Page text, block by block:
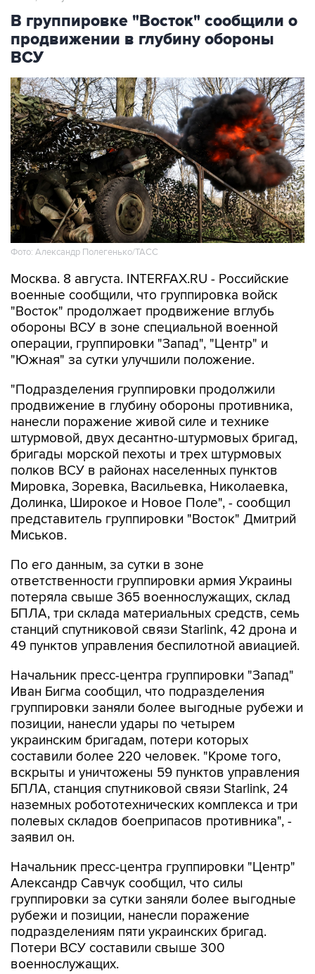
В группировке "Восток" сообщили о
продвижении в глубину обороны
ВСУ
Фото: Александр Полегенько/ТАСС
Москва. 8 августа. INTERFAX.RU - Российские
военные сообщили, что группировка войск
"Восток" продолжает продвижение вглубь
обороны ВСУ в зоне специальной военной
операции, группировки "Запад", "Центр" и
"Южная" за сутки улучшили положение.
"Подразделения группировки продолжили
продвижение в глубину обороны противника,
нанесли поражение живой силе и технике
штурмовой, двух десантно-штурмовых бригад,
бригады морской пехоты и трех штурмовых
полков ВСУ в районах населенных пунктов
Мировка, Зоревка, Васильевка, Николаевка,
Долинка, Широкое и Новое Поле", - сообщил
представитель группировки "Восток" Дмитрий
Миськов.
По его данным, за сутки в зоне
ответственности группировки армия Украины
потеряла свыше 365 военнослужащих, склад
БПЛА, три склада материальных средств, семь
станций спутниковой связи Starlink, 42 дрона и
49 пунктов управления беспилотной авиацией.
Начальник пресс-центра группировки "Запад"
Иван Бигма сообщил, что подразделения
группировки заняли более выгодные рубежи и
позиции, нанесли удары по четырем
украинским бригадам, потери которых
составили более 220 человек. "Кроме того,
вскрыты и уничтожены 59 пунктов управления
БПЛА, станция спутниковой связи Starlink, 24
наземных робототехнических комплекса и три
полевых складов боеприпасов противника", -
заявил он.
Начальник пресс-центра группировки "Центр"
Александр Савчук сообщил, что силы
группировки за сутки заняли более выгодные
рубежи и позиции, нанесли поражение
подразделениям пяти украинских бригад.
Потери ВСУ составили свыше 300
военнослужащих.